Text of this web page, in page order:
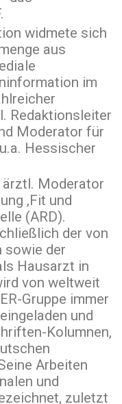
widmete sich
aus
im
Redaktionsleiter
Moderator für
Hessischer
ärztl. Moderator
‚Fit und
(ARD).
der von
sowie der
Hausarzt in
von weltweit
Gruppe immer
und
Kolumnen,
Arbeiten
und
zuletzt